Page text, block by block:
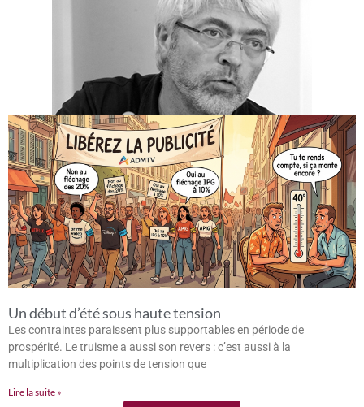
Un début d’été sous haute tension
Les contraintes paraissent plus supportables en période de
prospérité. Le truisme a aussi son revers : c’est aussi à la
multiplication des points de tension que
Lire la suite »